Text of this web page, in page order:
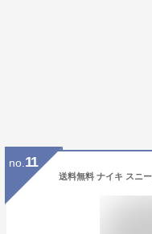
no. 11